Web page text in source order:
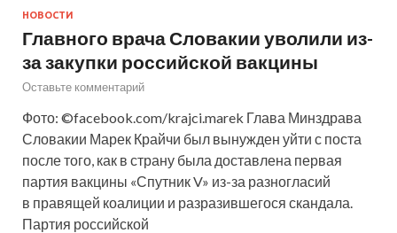
НОВОСТИ
Главного врача Словакии уволили из-
за закупки российской вакцины
Оставьте комментарий
Фото: ©facebook.com/krajci.marek Глава Минздрава
Словакии Марек Крайчи был вынужден уйти с поста
после того, как в страну была доставлена первая
партия вакцины «Спутник V» из-за разногласий
в правящей коалиции и разразившегося скандала.
Партия российской